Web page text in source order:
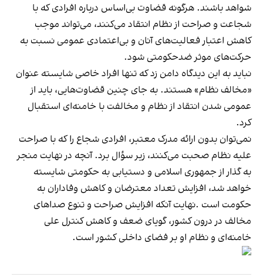
شواهد باشند. هرگونه قضاوت بی‌اساس درباره افرادی که با
شجاعت و صراحت از نظام انتقاد می‌کنند، می‌تواند موجب
کاهش اعتبار فعالیت‌های آنان و بی‌اعتمادی عمومی نسبت به
حرکت‌های موثر ضدحکومتی شود.
نباید به این دیدگاه دامن زد که تنها افراد خاصی شایسته‌ عنوان
«مخالف نظام» هستند. به جای چنین قضاوت‌هایی، باید از
عمومی شدن انتقاد از نظام و مخالفت با خامنه‌ای استقبال
کرد.
نمی‌توان بدون ارائه مدرک معتبر، افرادی شجاع را که با صراحت
علیه نظام صحبت می‌کنند، زیر سؤال برد. آنچه در نهایت منجر
به گذار از جمهوری اسلامی و دستیابی به حکومتی شایسته
خواهد شد، افزایش تعداد معترضان و کاهش وفاداران به
حکومت است .نهایت آنکه افزایش صراحت و تنوع صداهای
مخالف در درون کشور، گویای ضعف و کاهش کنترل علی
خامنه‌ای و نظام او بر فضای داخلی کشور است.